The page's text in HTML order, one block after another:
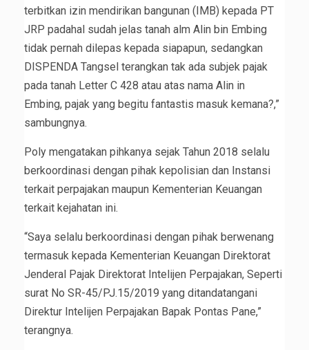
terbitkan izin mendirikan bangunan (IMB) kepada PT
JRP padahal sudah jelas tanah alm Alin bin Embing
tidak pernah dilepas kepada siapapun, sedangkan
DISPENDA Tangsel terangkan tak ada subjek pajak
pada tanah Letter C 428 atau atas nama Alin in
Embing, pajak yang begitu fantastis masuk kemana?,”
sambungnya.
Poly mengatakan pihkanya sejak Tahun 2018 selalu
berkoordinasi dengan pihak kepolisian dan Instansi
terkait perpajakan maupun Kementerian Keuangan
terkait kejahatan ini.
“Saya selalu berkoordinasi dengan pihak berwenang
termasuk kepada Kementerian Keuangan Direktorat
Jenderal Pajak Direktorat Intelijen Perpajakan, Seperti
surat No SR-45/PJ.15/2019 yang ditandatangani
Direktur Intelijen Perpajakan Bapak Pontas Pane,”
terangnya.